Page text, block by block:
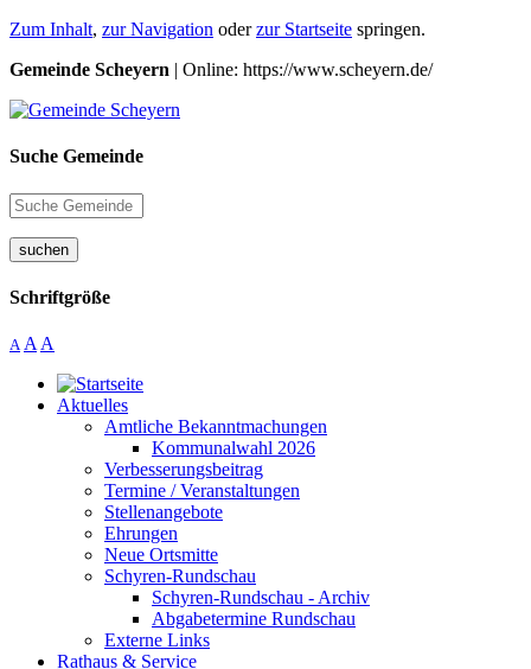
Zum Inhalt, zur Navigation oderzur Startseite springen.
Gemeinde Scheyern | Online: https://www.scheyern.de/
Suche Gemeinde
suchen
Schriftgröße
A A A
Aktuelles
Amtliche Bekanntmachungen
Kommunalwahl 2026
Verbesserungsbeitrag
Termine / Veranstaltungen
Stellenangebote
Ehrungen
Neue Ortsmitte
Schyren-Rundschau
Schyren-Rundschau - Archiv
Abgabetermine Rundschau
Externe Links
Rathaus & Service